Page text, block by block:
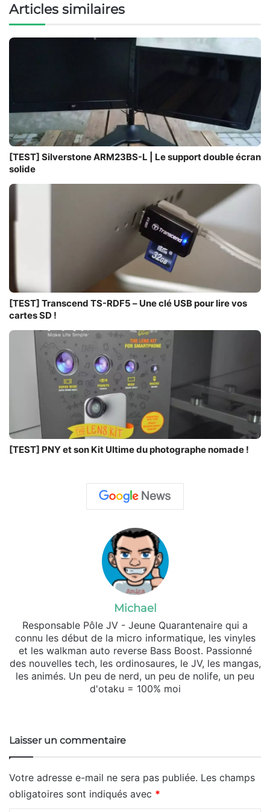
Articles similaires
[TEST] Silverstone ARM23BS-L | Le support double écran
solide
[TEST] Transcend TS-RDF5 – Une clé USB pour lire vos
cartes SD !
[TEST] PNY et son Kit Ultime du photographe nomade !
Michael
Responsable Pôle JV - Jeune Quarantenaire qui a
connu les début de la micro informatique, les vinyles
et les walkman auto reverse Bass Boost. Passionné
des nouvelles tech, les ordinosaures, le JV, les mangas,
les animés. Un peu de nerd, un peu de nolife, un peu
d'otaku = 100% moi
Laisser un commentaire
Votre adresse e-mail ne sera pas publiée. Les champs
obligatoires sont indiqués avec *